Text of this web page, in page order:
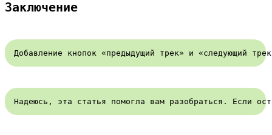
Заключение
Добавление кнопок «предыдущий трек» и «следующий
Надеюсь, эта статья помогла вам разобраться. Если